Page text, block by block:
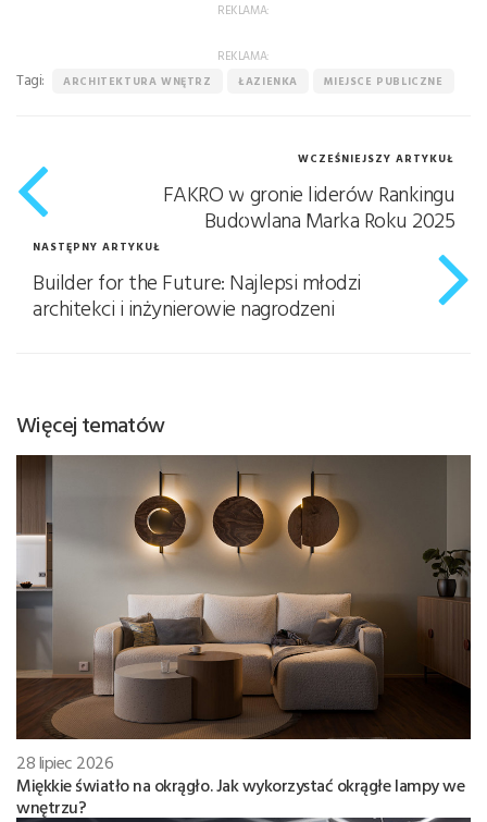
REKLAMA:
REKLAMA:
Tagi: ARCHITEKTURA WNĘTRZ ŁAZIENKA MIEJSCE PUBLICZNE
WCZEŚNIEJSZY ARTYKUŁ
FAKRO w gronie liderów Rankingu
Budowlana Marka Roku 2025
NASTĘPNY ARTYKUŁ
Builder for the Future: Najlepsi młodzi
architekci i inżynierowie nagrodzeni
Więcej tematów
28 lipiec 2026
Miękkie światło na okrągło. Jak wykorzystać okrągłe lampy we
wnętrzu?